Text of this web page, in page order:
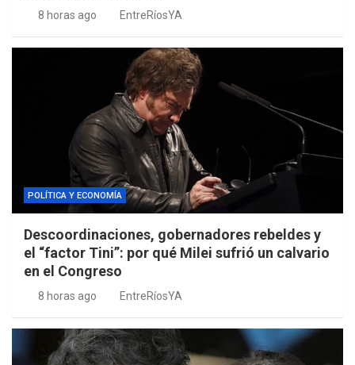
8 horas ago EntreRíosYA
POLÍTICA Y ECONOMÍA
Descoordinaciones, gobernadores rebeldes y
el “factor Tini”: por qué Milei sufrió un calvario
en el Congreso
8 horas ago EntreRíosYA